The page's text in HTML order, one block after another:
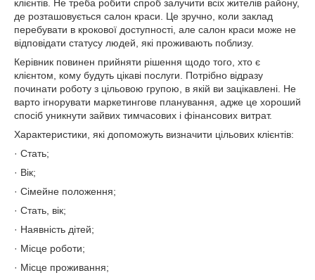
клієнтів. Не треба робити спроб залучити всіх жителів району,
де розташовується салон краси. Це зручно, коли заклад
перебувати в крокової доступності, але салон краси може не
відповідати статусу людей, які проживають поблизу.
Керівник повинен прийняти рішення щодо того, хто є
клієнтом, кому будуть цікаві послуги. Потрібно відразу
починати роботу з цільовою групою, в якій ви зацікавлені. Не
варто ігнорувати маркетингове планування, адже це хороший
спосіб уникнути зайвих тимчасових і фінансових витрат.
Характеристики, які допоможуть визначити цільових клієнтів:
· Стать;
· Вік;
· Сімейне положення;
· Стать, вік;
· Наявність дітей;
· Місце роботи;
· Місце проживання;